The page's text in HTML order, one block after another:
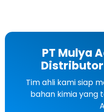
PT Mulya
Tim ahli kami siap
bahan kimia yang